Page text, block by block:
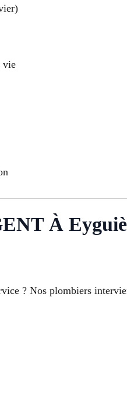
vie
À
? Nos plombiers